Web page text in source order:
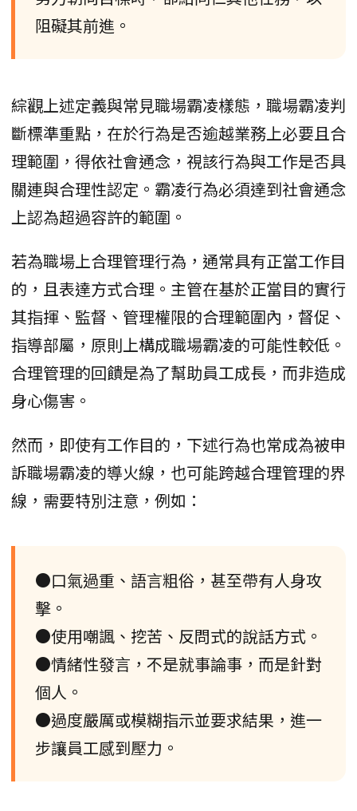
阻礙其前進。
綜觀上述定義與常見職場霸凌樣態，職場霸凌判
斷標準重點，在於行為是否逾越業務上必要且合
理範圍，得依社會通念，視該行為與工作是否具
關連與合理性認定。霸凌行為必須達到社會通念
上認為超過容許的範圍。
若為職場上合理管理行為，通常具有正當工作目
的，且表達方式合理。主管在基於正當目的實行
其指揮、監督、管理權限的合理範圍內，督促、
指導部屬，原則上構成職場霸凌的可能性較低。
合理管理的回饋是為了幫助員工成長，而非造成
身心傷害。
然而，即使有工作目的，下述行為也常成為被申
訴職場霸凌的導火線，也可能跨越合理管理的界
線，需要特別注意，例如：
●口氣過重、語言粗俗，甚至帶有人身攻
擊。
●使用嘲諷、挖苦、反問式的說話方式。
●情緒性發言，不是就事論事，而是針對
個人。
●過度嚴厲或模糊指示並要求結果，進一
步讓員工感到壓力。